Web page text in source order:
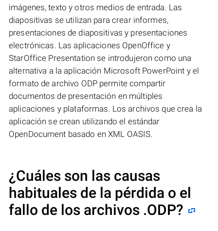
imágenes, texto y otros medios de entrada. Las
diapositivas se utilizan para crear informes,
presentaciones de diapositivas y presentaciones
electrónicas. Las aplicaciones OpenOffice y
StarOffice Presentation se introdujeron como una
alternativa a la aplicación Microsoft PowerPoint y el
formato de archivo ODP permite compartir
documentos de presentación en múltiples
aplicaciones y plataformas. Los archivos que crea la
aplicación se crean utilizando el estándar
OpenDocument basado en XML OASIS.
¿Cuáles son las causas
habituales de la pérdida o el
fallo de los archivos .ODP?